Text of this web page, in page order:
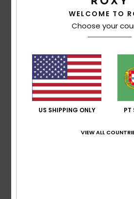
Pontuação
5.0
baseado em1 avaliações
Dezembro 2025
100% dos nossos clientes
WELCOME TO
Choose your
US SHIPPING ONLY PT
VIEW ALL